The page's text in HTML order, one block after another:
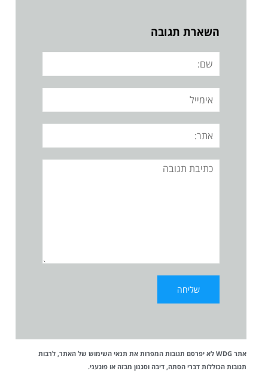
השארת תגובה
שם:
אימייל
אתר:
תגובה
אתר WDG לא יפרסם תגובות המפרות את תנאי השימוש של האתר, לרבות
תגובות הכוללות דברי הסתה, דיבה וסגנון מבזה או פוגעני.